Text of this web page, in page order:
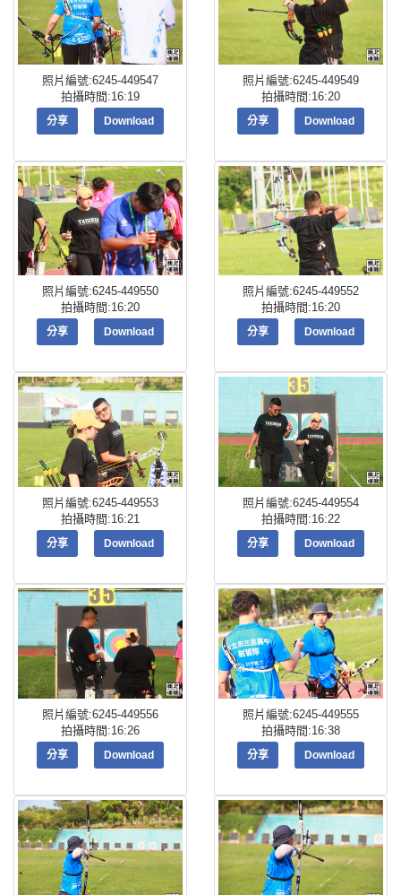
照片編號:6245-449547
拍攝時間:16:19
分享 Download
照片編號:6245-449549
拍攝時間:16:20
分享 Download
照片編號:6245-449550
拍攝時間:16:20
分享 Download
照片編號:6245-449552
拍攝時間:16:20
分享 Download
照片編號:6245-449553
拍攝時間:16:21
分享 Download
照片編號:6245-449554
拍攝時間:16:22
分享 Download
照片編號:6245-449556
拍攝時間:16:26
分享 Download
照片編號:6245-449555
拍攝時間:16:38
分享 Download